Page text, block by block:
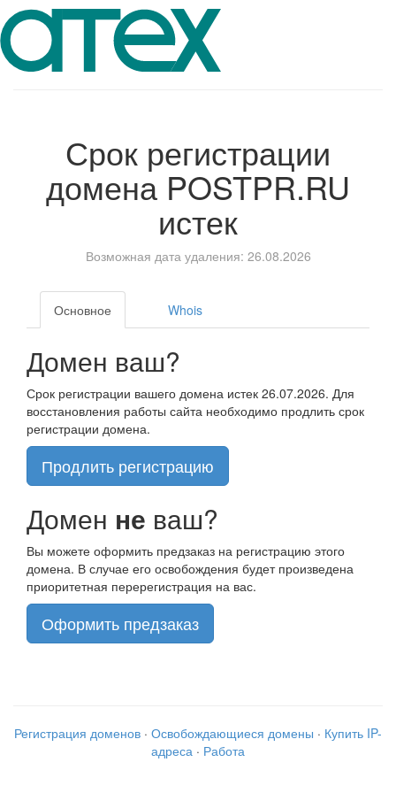
Срок регистрации
домена POSTPR.RU
истек
Возможная дата удаления: 26.08.2026
Основное Whois
Домен ваш?
Срок регистрации вашего домена истек 26.07.2026. Для
восстановления работы сайта необходимо продлить срок
регистрации домена.
Продлить регистрацию
Домен не ваш?
Вы можете оформить предзаказ на регистрацию этого
домена. В случае его освобождения будет произведена
приоритетная перерегистрация на вас.
Оформить предзаказ
Регистрация доменов · Освобождающиеся домены · Купить IP-
адреса · Работа